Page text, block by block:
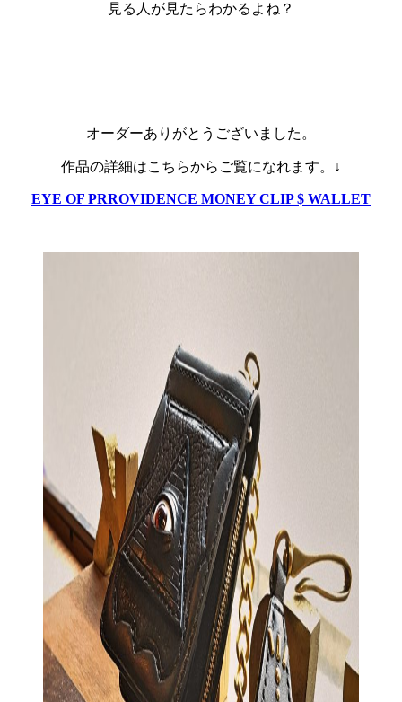
見る人が見たらわかるよね？
オーダーありがとうございました。
作品の詳細はこちらからご覧になれます。↓
EYE OF PRROVIDENCE MONEY CLIP $ WALLET